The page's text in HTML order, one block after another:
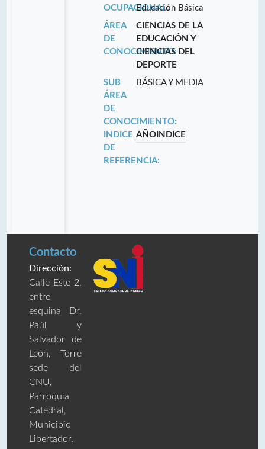
OCUPACIONAL:Educación Básica
ÁREA
DE
CONOCIMIENTO:
CIENCIAS DE LA
EDUCACIÓN Y
CIENCIAS DEL
DEPORTE
SUB
ÁREA
DE
CONOCIMIENTO:
BÁSICA Y MEDIA
INDICE
DE
REFERENCIA:
AÑO INDICE
Contacto
Dirección:
Calle Este 2,
entre
esquina Dr.
Paúl y
Salvador de
León, Torre
sede del
CNU,
Parroquia
Catedral,
Municipio
Libertador.